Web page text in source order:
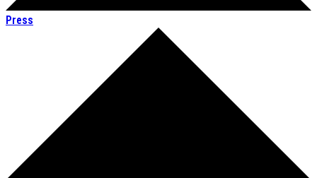
Press